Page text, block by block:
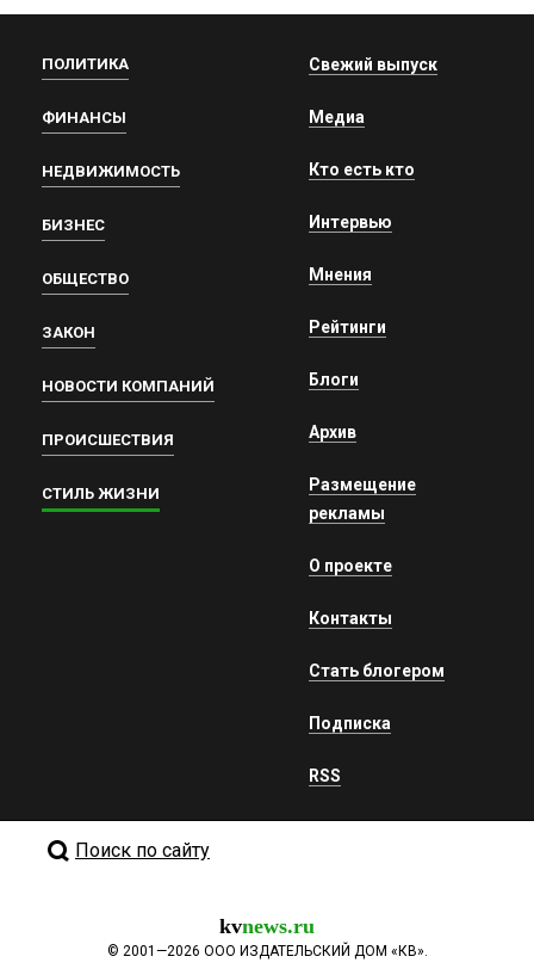
ПОЛИТИКА
ФИНАНСЫ
НЕДВИЖИМОСТЬ
БИЗНЕС
ОБЩЕСТВО
ЗАКОН
НОВОСТИ КОМПАНИЙ
ПРОИСШЕСТВИЯ
СТИЛЬ ЖИЗНИ
Свежий выпуск
Медиа
Кто есть кто
Интервью
Мнения
Рейтинги
Блоги
Архив
Размещение
рекламы
О проекте
Контакты
Стать блогером
Подписка
RSS
Поиск по сайту
kvnews.ru
© 2001—2026 ООО ИЗДАТЕЛЬСКИЙ ДОМ «КВ».